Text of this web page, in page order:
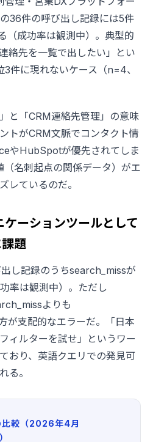
36件の呼び出し記録には5件
（成功率は観測中）。典型的
絡先を一覧で出したい」とい
件に現れないケース（n=4、
と「CRM連絡先管理」の意味
トがCRM文脈でコンタクト情
やHubSpotが優先されてしま
名刺起点の関係データ）がエ
レているのだ。
ーションツールとして
題
し記録のうちsearch_missが
率は観測中）。ただし
よりも
が支配的なエラーだ。「日本
ィルターを試せ」というワー
おり、英語クエリでの発見可
る。
較（2026年4月